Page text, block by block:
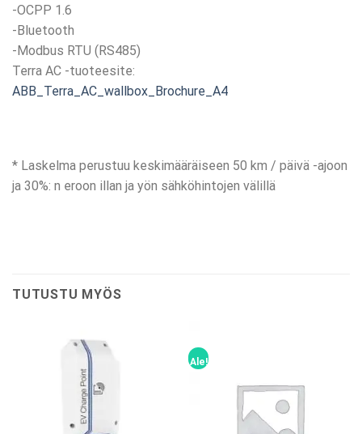
-OCPP 1.6
-Bluetooth
-Modbus RTU (RS485)
Terra AC -tuoteesite:
ABB_Terra_AC_wallbox_Brochure_A4
* Laskelma perustuu keskimääräiseen 50 km / päivä -ajoon
ja 30%: n eroon illan ja yön sähköhintojen välillä
TUTUSTU MYÖS
Ale!